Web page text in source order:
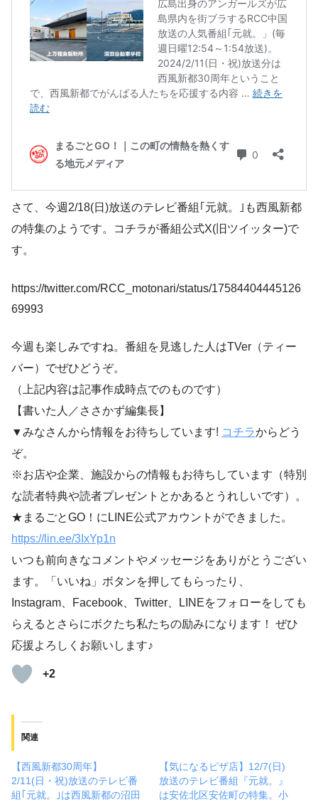
さて、今週2/18(日)放送のテレビ番組｢元就。｣も西風新都
の特集のようです。コチラが番組公式X(旧ツイッター)で
す。
https://twitter.com/RCC_motonari/status/17584404445126
69993
今週も楽しみですね。番組を見逃した人はTVer（ティー
バー）でぜひどうぞ。
（上記内容は記事作成時点でのものです）
【書いた人／ささかず編集長】
▼みなさんから情報をお待ちしています! コチラからどう
ぞ。
※お店や企業、施設からの情報もお待ちしています（特別
な読者特典や読者プレゼントとかあるとうれしいです）。
★まるごとGO！にLINE公式アカウントができました。
https://lin.ee/3IxYp1n
いつも前向きなコメントやメッセージをありがとうござい
ます。「いいね」ボタンを押してもらったり、
Instagram、Facebook、Twitter、LINEをフォローをしても
らえるとさらにボクたち私たちの励みになります！ ぜひ
応援よろしくお願いします♪
+2
関連
【西風新都30周年】
2/11(日・祝)放送のテレビ番
組｢元就。｣は西風新都の沼田
【気になるピザ店】12/7(日)
放送のテレビ番組『元就。』
は安佐北区安佐町の特集。小